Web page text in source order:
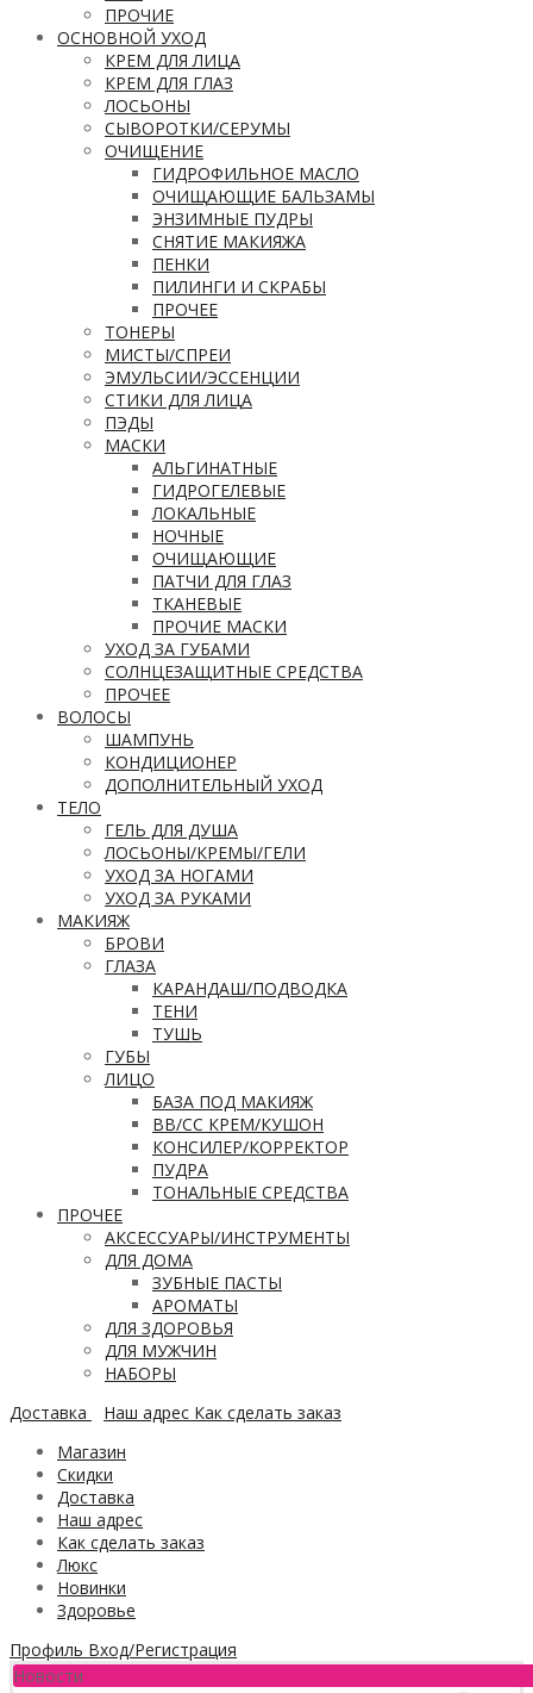
ПРОЧИЕ
ОСНОВНОЙ УХОД
КРЕМ ДЛЯ ЛИЦА
КРЕМ ДЛЯ ГЛАЗ
ЛОСЬОНЫ
СЫВОРОТКИ/СЕРУМЫ
ОЧИЩЕНИЕ
ГИДРОФИЛЬНОЕ МАСЛО
ОЧИЩАЮЩИЕ БАЛЬЗАМЫ
ЭНЗИМНЫЕ ПУДРЫ
СНЯТИЕ МАКИЯЖА
ПЕНКИ
ПИЛИНГИ И СКРАБЫ
ПРОЧЕЕ
ТОНЕРЫ
МИСТЫ/СПРЕИ
ЭМУЛЬСИИ/ЭССЕНЦИИ
СТИКИ ДЛЯ ЛИЦА
ПЭДЫ
МАСКИ
АЛЬГИНАТНЫЕ
ГИДРОГЕЛЕВЫЕ
ЛОКАЛЬНЫЕ
НОЧНЫЕ
ОЧИЩАЮЩИЕ
ПАТЧИ ДЛЯ ГЛАЗ
ТКАНЕВЫЕ
ПРОЧИЕ МАСКИ
УХОД ЗА ГУБАМИ
СОЛНЦЕЗАЩИТНЫЕ СРЕДСТВА
ПРОЧЕЕ
ВОЛОСЫ
ШАМПУНЬ
КОНДИЦИОНЕР
ДОПОЛНИТЕЛЬНЫЙ УХОД
ТЕЛО
ГЕЛЬ ДЛЯ ДУША
ЛОСЬОНЫ/КРЕМЫ/ГЕЛИ
УХОД ЗА НОГАМИ
УХОД ЗА РУКАМИ
МАКИЯЖ
БРОВИ
ГЛАЗА
КАРАНДАШ/ПОДВОДКА
ТЕНИ
ТУШЬ
ГУБЫ
ЛИЦО
БАЗА ПОД МАКИЯЖ
ВВ/CC КРЕМ/КУШОН
КОНСИЛЕР/КОРРЕКТОР
ПУДРА
ТОНАЛЬНЫЕ СРЕДСТВА
ПРОЧЕЕ
АКСЕССУАРЫ/ИНСТРУМЕНТЫ
ДЛЯ ДОМА
ЗУБНЫЕ ПАСТЫ
АРОМАТЫ
ДЛЯ ЗДОРОВЬЯ
ДЛЯ МУЖЧИН
НАБОРЫ
Доставка
Наш адрес Как сделать заказ
Магазин
Скидки
Доставка
Наш адрес
Как сделать заказ
Люкс
Новинки
Здоровье
Профиль Вход/Регистрация
Новости